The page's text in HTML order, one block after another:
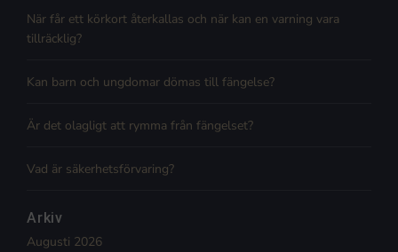
När får ett körkort återkallas och när kan en varning vara
tillräcklig?
Kan barn och ungdomar dömas till fängelse?
Är det olagligt att rymma från fängelset?
Vad är säkerhetsförvaring?
Arkiv
Augusti 2026